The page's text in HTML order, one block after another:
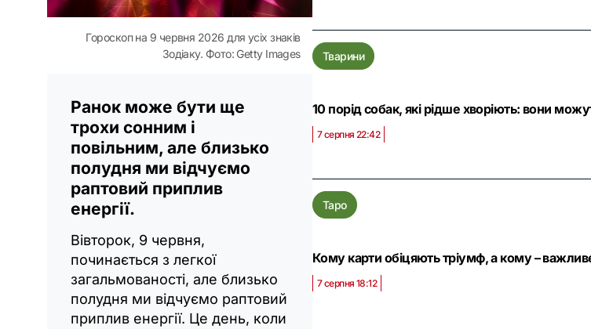
Гороскоп на 9 червня 2026 для усіх знаків
Зодіаку. Фото: Getty Images
Ранок може бути ще
трохи сонним і
повільним, але близько
полудня ми відчуємо
раптовий приплив
енергії.
Вівторок, 9 червня,
починається з легкої
загальмованості, але близько
полудня ми відчуємо раптовий
приплив енергії. Це день, коли
Тварини
10 порід собак, які рідше хворіють: вони
7 серпня 22:42
Таро
Кому карти обіцяють тріумф, а кому –
7 серпня 18:12